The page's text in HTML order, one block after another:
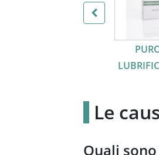
Le
Quali